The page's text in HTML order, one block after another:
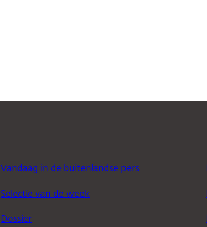
Vandaag in de buitenlandse pers
Selectie van de week
Dossier